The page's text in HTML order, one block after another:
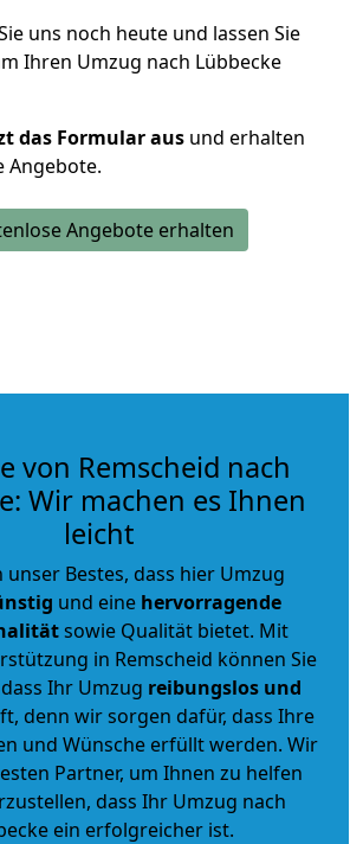
uns noch heute und lassen Sie
Ihren Umzug nach Lübbecke
das Formular aus und erhalten
Angebote.
Angebote erhalten
von Remscheid nach
Wir machen es Ihnen
leicht
unser Bestes, dass hier Umzug
und eine hervorragende
sowie Qualität bietet. Mit
in Remscheid können Sie
Ihr Umzug reibungslos und
denn wir sorgen dafür, dass Ihre
und Wünsche erfüllt werden. Wir
Partner, um Ihnen zu helfen
dass Ihr Umzug nach
ein erfolgreicher ist.